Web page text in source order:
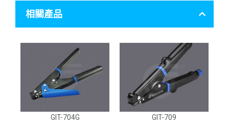
相關產品
GIT-704G GIT-709